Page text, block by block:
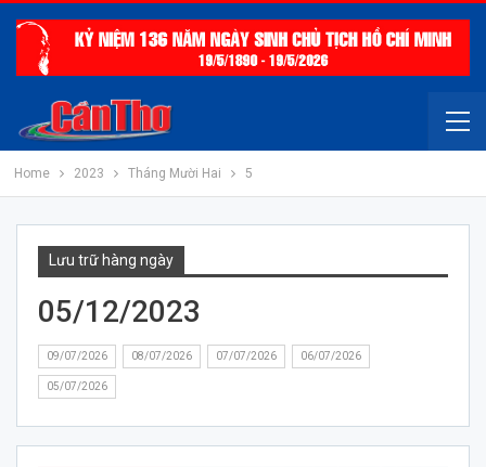
Home 2023 Tháng Mười Hai 5
Lưu trữ hàng ngày
05/12/2023
09/07/2026 08/07/2026 07/07/2026 06/07/2026
05/07/2026